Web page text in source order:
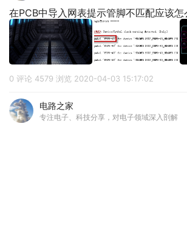
在PCB中导入网表提示管脚不匹配应该怎
0 评论 4579 浏览 2020-04-03 15:17:02
电路之家
专注电子、科技分享，对电子领域深入剖解